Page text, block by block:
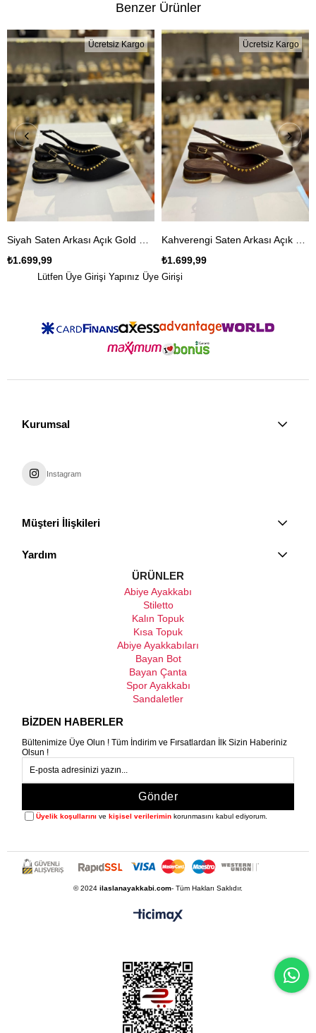
Benzer Ürünler
₺1.699,99
Ücretsiz Kargo
₺1.699,99
Ücretsiz Kargo
Lütfen Üye Girişi Yapınız Üye Girişi
Kurumsal
Instagram
Müşteri İlişkileri
Yardım
ÜRÜNLER
Abiye Ayakkabı
Stiletto
Kalın Topuk
Kısa Topuk
Abiye Ayakkabıları
Bayan Bot
Bayan Çanta
Spor Ayakkabı
Sandaletler
BİZDEN HABERLER
Bültenimize Üye Olun ! Tüm İndirim ve Fırsatlardan İlk Sizin Haberiniz
Olsun !
Gönder
Üyelik koşullarını vekişisel verilerimin korunmasını kabul ediyorum.
© 2024 ilaslanayakkabi.com- Tüm Hakları Saklıdır.